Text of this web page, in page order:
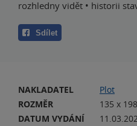
rozhledny vidět • historii
Sdílet
NAKLADATEL
Plot
ROZMĚR
135 x
DATUM VYDÁNÍ